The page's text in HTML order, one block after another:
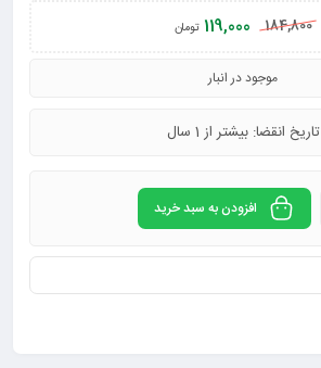
184,800
119,000 تومان
موجود در انبار
تاریخ انقضا: بیشتر از 1 سال
افزودن به سبد خرید